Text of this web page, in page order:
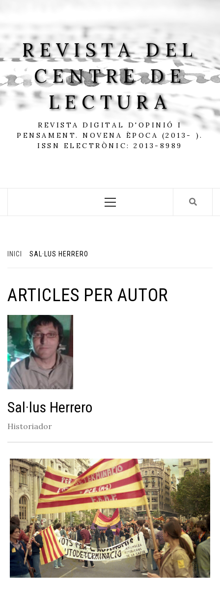
REVISTA DEL
CENTRE DE
LECTURA
REVISTA DIGITAL D'OPINIÓ I
PENSAMENT. NOVENA ÈPOCA (2013- ).
ISSN ELECTRÒNIC: 2013-8989
Menu
INICI SAL·LUS HERRERO
ARTICLES PER AUTOR
Sal·lus Herrero
Historiador